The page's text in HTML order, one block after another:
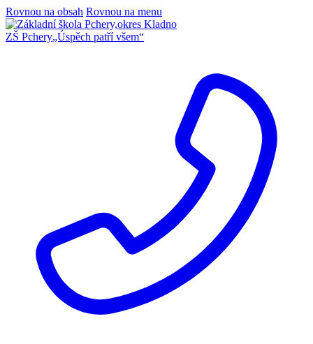
Rovnou na obsah Rovnou na menu
ZŠ Pchery„Úspěch patří všem“